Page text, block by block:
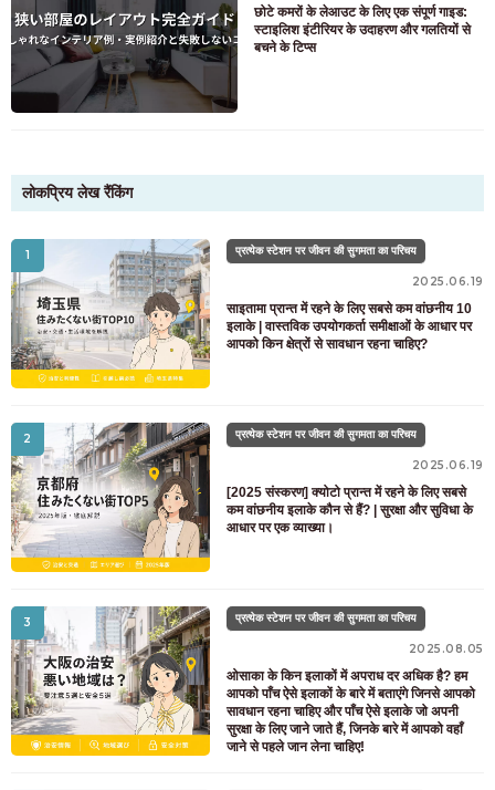
छोटे कमरों के लेआउट के लिए एक संपूर्ण गाइड:
स्टाइलिश इंटीरियर के उदाहरण और गलतियों से
बचने के टिप्स
लोकप्रिय लेख रैंकिंग
1 प्रत्येक स्टेशन पर जीवन की सुगमता का परिचय
2025.06.19
साइतामा प्रान्त में रहने के लिए सबसे कम वांछनीय 10
इलाके | वास्तविक उपयोगकर्ता समीक्षाओं के आधार पर
आपको किन क्षेत्रों से सावधान रहना चाहिए?
2 प्रत्येक स्टेशन पर जीवन की सुगमता का परिचय
2025.06.19
[2025 संस्करण] क्योटो प्रान्त में रहने के लिए सबसे
कम वांछनीय इलाके कौन से हैं? | सुरक्षा और सुविधा के
आधार पर एक व्याख्या।
3 प्रत्येक स्टेशन पर जीवन की सुगमता का परिचय
2025.08.05
ओसाका के किन इलाकों में अपराध दर अधिक है? हम
आपको पाँच ऐसे इलाकों के बारे में बताएंगे जिनसे आपको
सावधान रहना चाहिए और पाँच ऐसे इलाके जो अपनी
सुरक्षा के लिए जाने जाते हैं, जिनके बारे में आपको वहाँ
जाने से पहले जान लेना चाहिए!